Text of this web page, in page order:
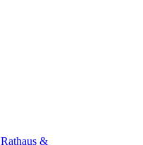
Rathaus &